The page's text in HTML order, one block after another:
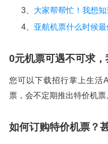
3、 大家帮帮忙！我想
4、 亚航机票什么时候最
0元机票可遇不可求
您可以下载招行掌上生活
票，会不定期推出特价机票
如何订购特价机票？